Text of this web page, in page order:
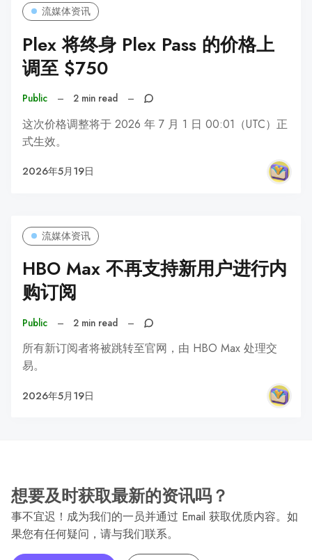
流媒体资讯
Plex 将终身 Plex Pass 的价格上
调至 $750
Public – 2 min read –
这次价格调整将于 2026 年 7 月 1 日 00:01（UTC）正
式生效。
2026年5月19日
流媒体资讯
HBO Max 不再支持新用户进行内
购订阅
Public – 2 min read –
所有新订阅者将被跳转至官网，由 HBO Max 处理交
易。
2026年5月19日
想要及时获取最新的资讯吗？
事不宜迟！成为我们的一员并通过 Email 获取优质内容。如
果您有任何疑问，请与我们联系。